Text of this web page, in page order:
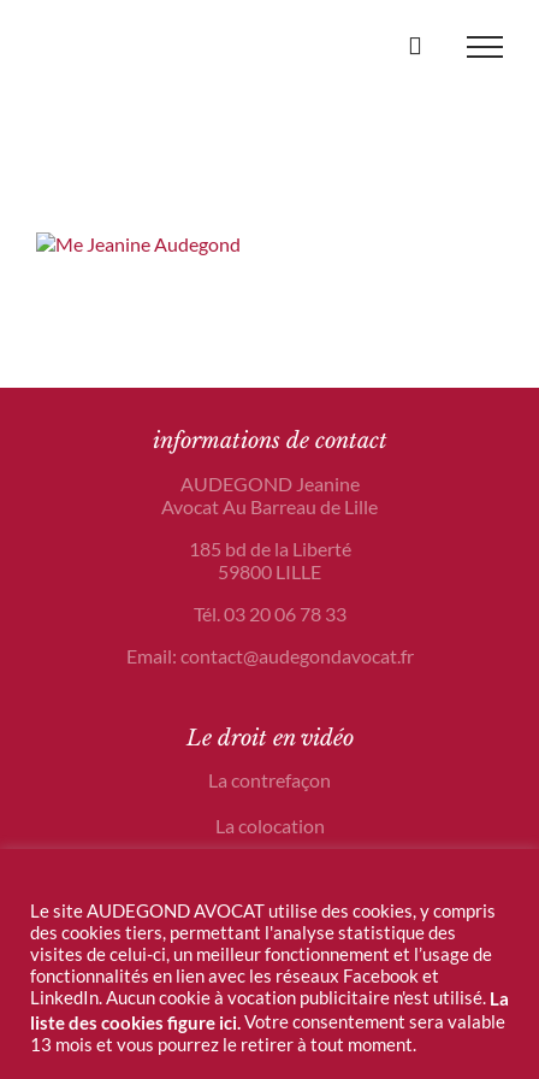
informations de contact
AUDEGOND Jeanine
Avocat Au Barreau de Lille
185 bd de la Liberté
59800 LILLE
Tél. 03 20 06 78 33
Email: contact@audegondavocat.fr
Le droit en vidéo
La contrefaçon
La colocation
Le site AUDEGOND AVOCAT utilise des cookies, y compris
des cookies tiers, permettant l'analyse statistique des
visites de celui-ci, un meilleur fonctionnement et l’usage de
fonctionnalités en lien avec les réseaux Facebook et
LinkedIn. Aucun cookie à vocation publicitaire n'est utilisé. La
liste des cookies figure ici.Votre consentement sera valable
13 mois et vous pourrez le retirer à tout moment.